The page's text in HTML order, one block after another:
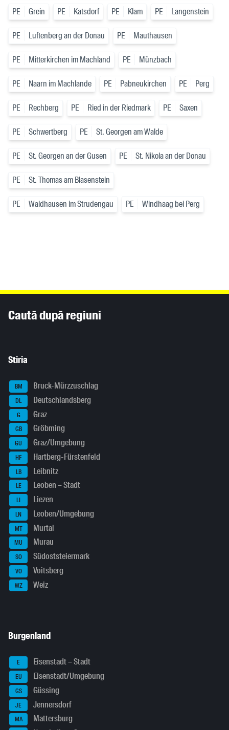
PE Grein PE Katsdorf PE Klam PE Langenstein
PE Luftenberg an der Donau PE Mauthausen
PE Mitterkirchen im Machland PE Münzbach
PE Naarn im Machlande PE Pabneukirchen PE Perg
PE Rechberg PE Ried in der Riedmark PE Saxen
PE Schwertberg PE St. Georgen am Walde
PE St. Georgen an der Gusen PE St. Nikola an der Donau
PE St. Thomas am Blasenstein
PE Waldhausen im Strudengau PE Windhaag bei Perg
Caută după regiuni
Stiria
BM Bruck-Mürzzuschlag
DL Deutschlandsberg
G Graz
GB Gröbming
GU Graz/Umgebung
HF Hartberg-Fürstenfeld
LB Leibnitz
LE Leoben – Stadt
LI Liezen
LN Leoben/Umgebung
MT Murtal
MU Murau
SO Südoststeiermark
VO Voitsberg
WZ Weiz
Burgenland
E Eisenstadt – Stadt
EU Eisenstadt/Umgebung
GS Güssing
JE Jennersdorf
MA Mattersburg